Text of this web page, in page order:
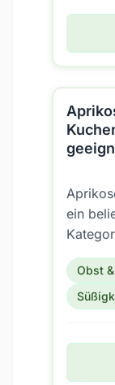
ein
Torten
undObst